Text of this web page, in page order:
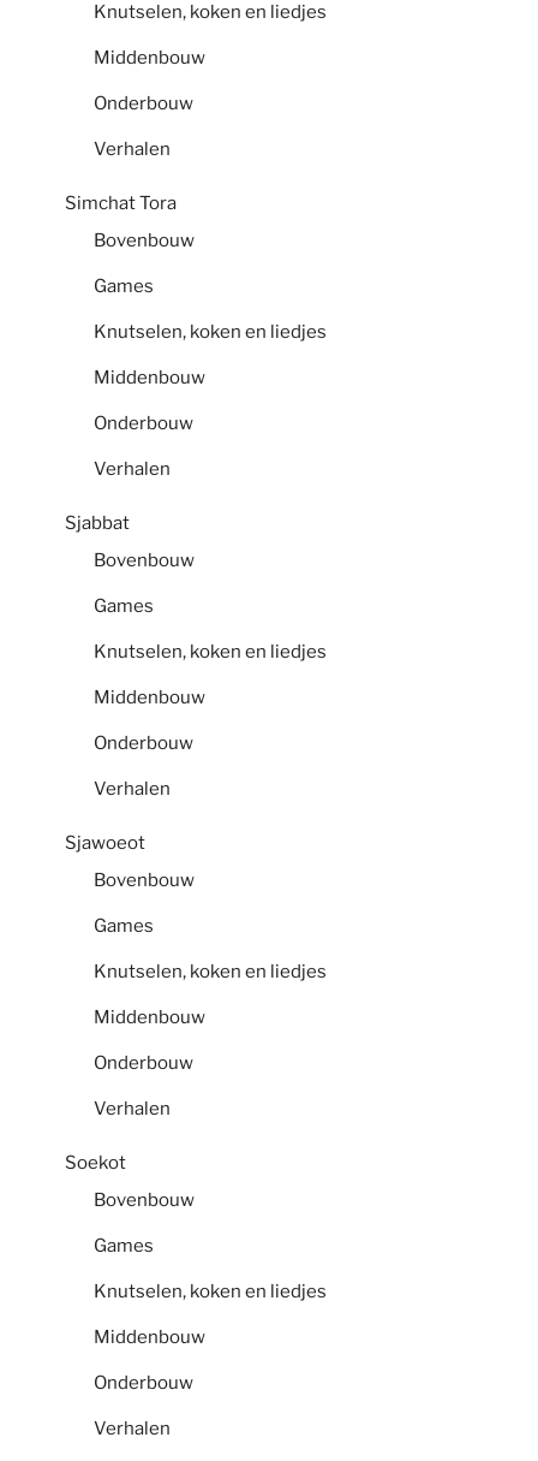
Knutselen, koken en liedjes
Middenbouw
Onderbouw
Verhalen
Simchat Tora
Bovenbouw
Games
Knutselen, koken en liedjes
Middenbouw
Onderbouw
Verhalen
Sjabbat
Bovenbouw
Games
Knutselen, koken en liedjes
Middenbouw
Onderbouw
Verhalen
Sjawoeot
Bovenbouw
Games
Knutselen, koken en liedjes
Middenbouw
Onderbouw
Verhalen
Soekot
Bovenbouw
Games
Knutselen, koken en liedjes
Middenbouw
Onderbouw
Verhalen